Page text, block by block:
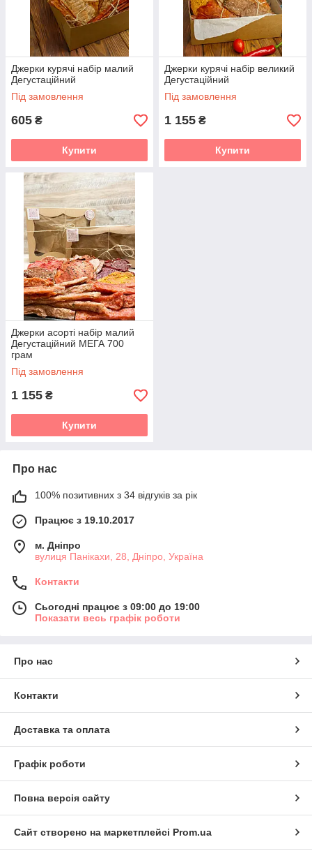
Джерки курячі набір малий
Дегустаційний
Під замовлення
605 ₴
Купити
Джерки курячі набір великий
Дегустаційний
Під замовлення
1 155 ₴
Купити
Джерки асорті набір малий
Дегустаційний МЕГА 700
грам
Під замовлення
1 155 ₴
Купити
Про нас
100% позитивних з 34 відгуків за рік
Працює з 19.10.2017
м. Дніпро
вулиця Панікахи, 28, Дніпро, Україна
Контакти
Сьогодні працює з 09:00 до 19:00
Показати весь графік роботи
Про нас
Контакти
Доставка та оплата
Графік роботи
Повна версія сайту
Сайт створено на маркетплейсі Prom.ua